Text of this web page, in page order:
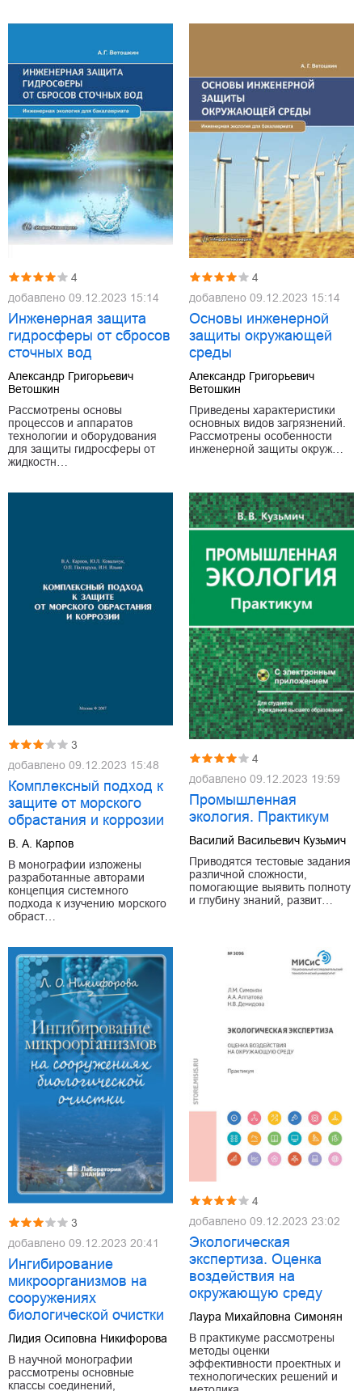
4
добавлено 09.12.2023 15:14
Инженерная защита
гидросферы от сбросов
сточных вод
Александр Григорьевич
Ветошкин
Рассмотрены основы
процессов и аппаратов
технологии и оборудования
для защиты гидросферы от
жидкостн…
4
добавлено 09.12.2023 15:14
Основы инженерной
защиты окружающей
среды
Александр Григорьевич
Ветошкин
Приведены характеристики
основных видов загрязнений.
Рассмотрены особенности
инженерной защиты окруж…
3
добавлено 09.12.2023 15:48
Комплексный подход к
защите от морского
обрастания и коррозии
В. А. Карпов
В монографии изложены
разработанные авторами
концепция системного
подхода к изучению морского
обраст…
4
добавлено 09.12.2023 19:59
Промышленная
экология. Практикум
Василий Васильевич Кузьмич
Приводятся тестовые задания
различной сложности,
помогающие выявить полноту
и глубину знаний, развит…
3
добавлено 09.12.2023 20:41
Ингибирование
микроорганизмов на
сооружениях
биологической очистки
Лидия Осиповна Никифорова
В научной монографии
рассмотрены основные
классы соединений,
4
добавлено 09.12.2023 23:02
Экологическая
экспертиза. Оценка
воздействия на
окружающую среду
Лаура Михайловна Симонян
В практикуме рассмотрены
методы оценки
эффективности проектных и
технологических решений и